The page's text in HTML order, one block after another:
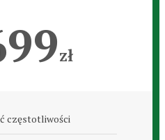
zł
częstotliwości